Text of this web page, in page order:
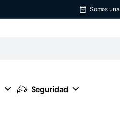
Somos
Seguridad